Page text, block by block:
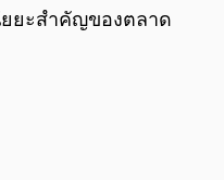
ยยะสำคัญของตลาด